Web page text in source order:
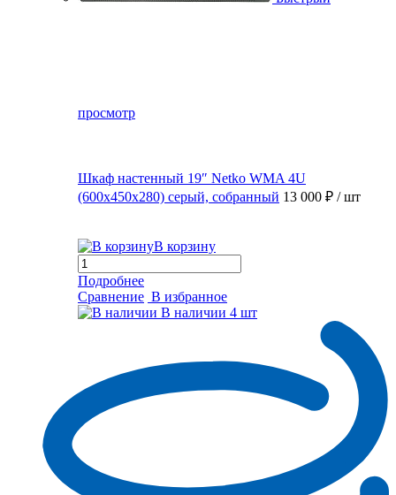
просмотр
Шкаф настенный 19″ Netko WMA 4U
(600x450x280) серый, собранный 13 000 ₽ / шт
В корзину
Подробнее
Сравнение В избранное
В наличии 4 шт